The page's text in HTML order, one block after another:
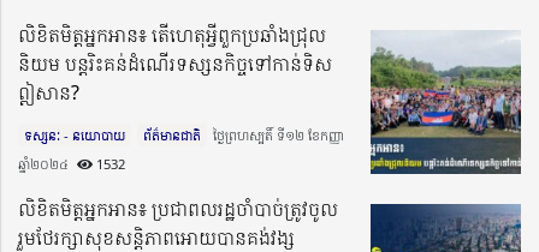
លិខិតមិត្តអ្នកអាន៖ តើហេតុអ្វីពួកប្រឆាំងជ្រុល
និយម បន្តរិះគន់ដំណើរទស្សនកិច្ចទៅកាន់ទិស
ឦសាន?
ទស្សនៈ - នយោបាយ ព័ត៌មានជាតិ
ថ្ងៃព្រហស្បតិ៍ ទី១២ ខែកញ្ញា
ឆ្នាំ២០២៤​
1532
លិខិតមិត្តអ្នកអាន៖ ប្រជាពលរដ្ឋចាំបាច់ត្រូវចូល
រួមថែរក្សាសុខសន្តិភាពអោយបានគង់វង្ស